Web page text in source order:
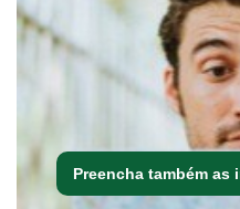
Preencha também